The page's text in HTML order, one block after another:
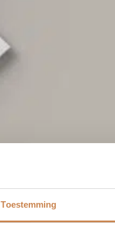
Toestemming